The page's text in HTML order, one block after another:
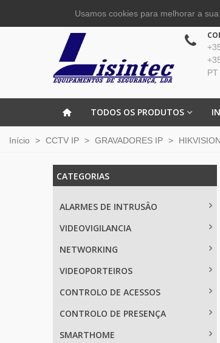
TODOS OS PRODUTOS
Início > CCTV IP > GRAVADORES IP > HIKVISION
CATEGORIAS
ALARMES DE INTRUSÂO
VIDEOVIGILANCIA
NETWORKING
VIDEOPORTEIROS
CONTROLO DE ACESSOS
CONTROLO DE PRESENÇA
SMARTHOME
Usamos cookies para melhorar a